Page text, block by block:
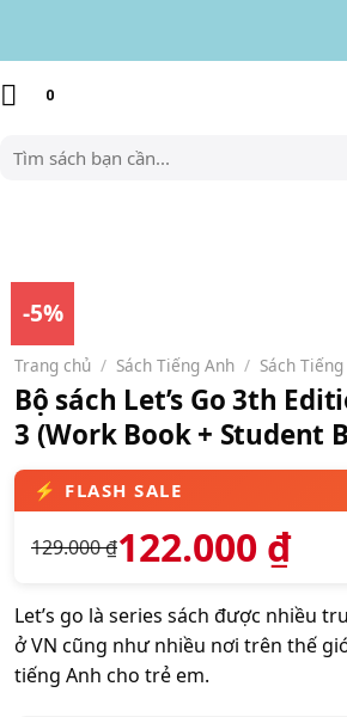
0
Tìm
kiếm:
-5%
Trang chủ / Sách Tiếng Anh / Sách
Bộ sách Let’s Go 3th
3 (Work Book + Student
129.000₫122.000 ₫
Let’s go là series sách được nhiều
ở VN cũng như nhiều nơi trên thế
tiếng Anh cho trẻ em.